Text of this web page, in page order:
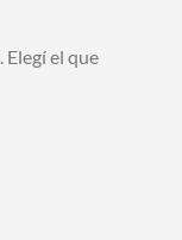
Elegí el que